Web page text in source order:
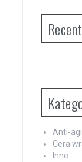
Anti-
Cera
Inne